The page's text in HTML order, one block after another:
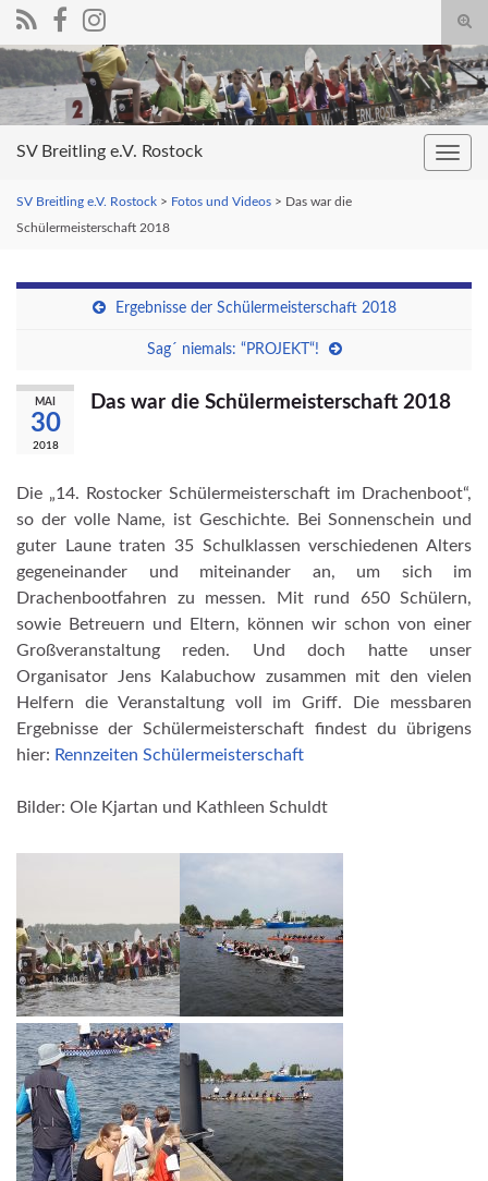
Search for:
SV Breitling e.V. Rostock
SV Breitling e.V. Rostock > Fotos und Videos > Das war die
Schülermeisterschaft 2018
Ergebnisse der Schülermeisterschaft 2018
Sag´ niemals: “PROJEKT“!
MAI
30
2018
Das war die Schülermeisterschaft 2018
Die „14. Rostocker Schülermeisterschaft im Drachenboot“,
so der volle Name, ist Geschichte. Bei Sonnenschein und
guter Laune traten 35 Schulklassen verschiedenen Alters
gegeneinander und miteinander an, um sich im
Drachenbootfahren zu messen. Mit rund 650 Schülern,
sowie Betreuern und Eltern, können wir schon von einer
Großveranstaltung reden. Und doch hatte unser
Organisator Jens Kalabuchow zusammen mit den vielen
Helfern die Veranstaltung voll im Griff. Die messbaren
Ergebnisse der Schülermeisterschaft findest du übrigens
hier: Rennzeiten Schülermeisterschaft
Bilder: Ole Kjartan und Kathleen Schuldt